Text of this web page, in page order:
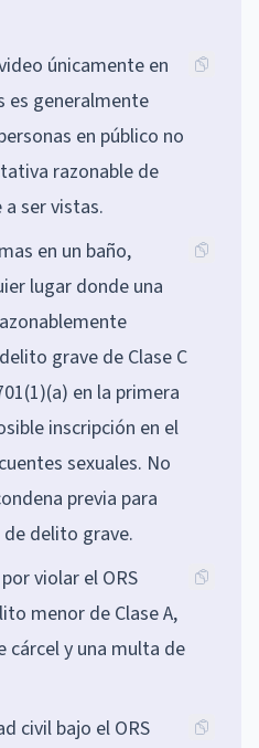
únicamente en
es generalmente
en público no
razonable de
ser vistas.
en un baño,
lugar donde una
grave de Clase C
en la primera
inscripción en el
sexuales. No
previa para
delito grave.
violar el ORS
menor de Clase A,
cárcel y una multa de
civil bajo el ORS